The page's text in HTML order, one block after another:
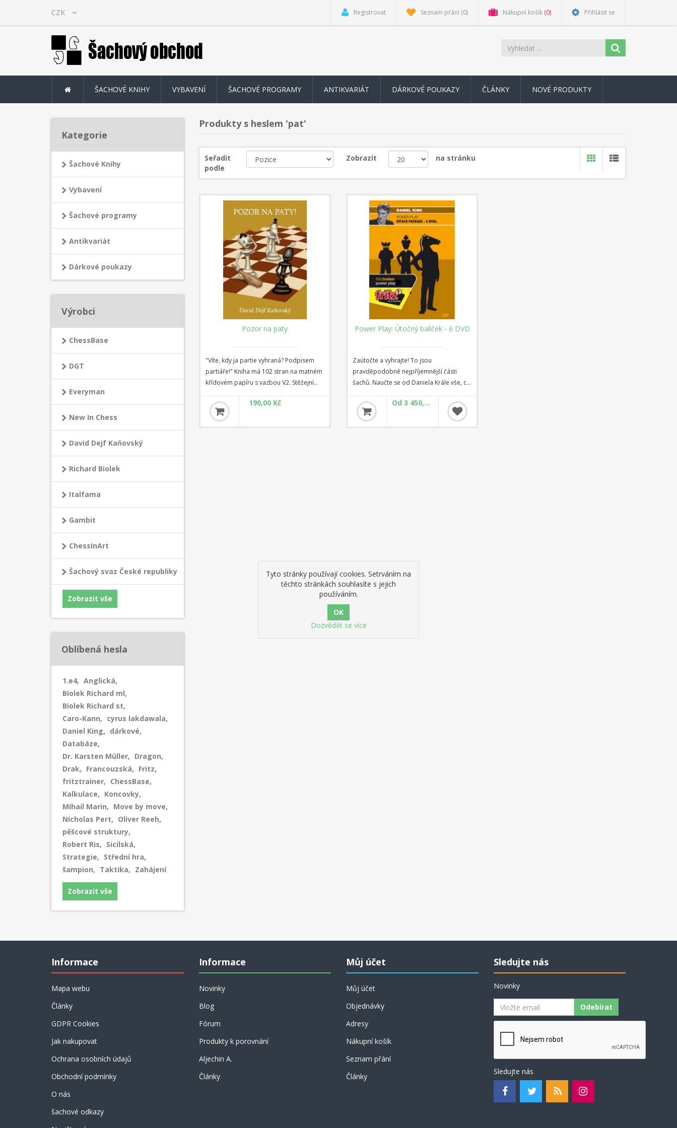
Registrovat Seznam přání (0) Nákupní košík (0) Přihlásit se
ŠACHOVÉ KNIHY VYBAVENÍ ŠACHOVÉ PROGRAMY ANTIKVARIÁT DÁRKOVÉ POUKAZY ČLÁNKY NOVÉ PRODUKTY
Produkty s heslem 'pat'
Seřadit
podle
Zobrazit na stránku
Pozor na paty
"Víte, kdy ja partie vyhraná? Podpisem
partiáře!" Kniha má 102 stran na matném
křídovém papíru s vazbou V2. Stěžejní
částí knihy jsou příklady z praktických
partií, na kterých se nejlépe ukazuje
"patová zapomnětlivost". Doplňkem jsou
zajímavé šachové citáty a výroky.
190,00 Kč
Power Play: Útočný balíček - 6 DVD
Zaútočte a vyhrajte! To jsou
pravděpodobně nejpříjemnější části
šachů. Naučte se od Daniela Krále vše, co
potřebujete vědět o umění útoku: matové
vzory, útok na nepřátelského krále,
pěšcové bouře, umění taktiky útoku a
mnoho dalšího! S tímto balíčkem, který
Od 3 450,00 Kč
Kategorie
Šachové Knihy
Vybavení
Šachové programy
Antikvariát
Dárkové poukazy
Výrobci
ChessBase
DGT
Everyman
New In Chess
David Dejf Kaňovský
Richard Biolek
Italfama
Gambit
ChessInArt
Šachový svaz České republiky
Zobrazit vše
Oblíbená hesla
1.e4, Anglická,
Biolek Richard ml,
Biolek Richard st,
Caro-Kann, cyrus lakdawala,
Daniel King, dárkové,
Databáze,
Dr. Karsten Müller, Dragon,
Drak, Francouzská, Fritz,
fritztrainer, ChessBase,
Kalkulace, Koncovky,
Mihail Marin, Move by move,
Nicholas Pert, Oliver Reeh,
pěšcové struktury,
Robert Ris, Sicilská,
Strategie, Střední hra,
šampion, Taktika, Zahájení
Zobrazit vše
Informace
Mapa webu
Články
GDPR Cookies
Jak nakupovat
Ochrana osobních údajů
Obchodní podmínky
O nás
šachové odkazy
Informace
Novinky
Blog
Fórum
Produkty k porovnání
Aljechin A.
Články
Můj účet
Můj účet
Objednávky
Adresy
Nákupní košík
Seznam přání
Články
Sledujte nás
Novinky
Odebírat
Sledujte nás
Tyto stránky používají cookies. Setrváním na
těchto stránkách souhlasíte s jejich
používáním.
Dozvědět se více